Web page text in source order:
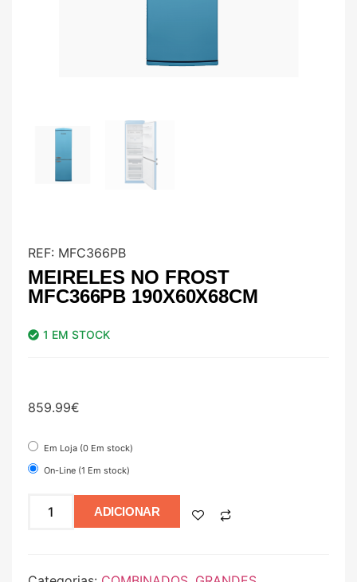
REF: MFC366PB
MEIRELES NO FROST
MFC366PB 190X60X68CM
1 EM STOCK
859.99€
Em Loja (0 Em stock)
On-Line (1 Em stock)
ADICIONAR